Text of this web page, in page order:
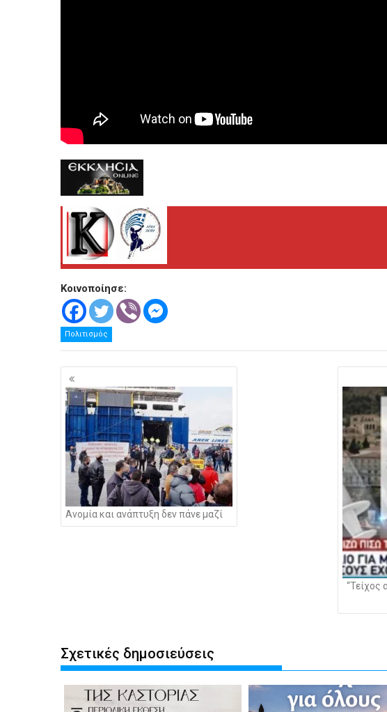
.
Κοινοποίησε:
Πολιτισμός
Πλοήγηση
άρθρων
Ανομία και ανάπτυξη δεν πάνε μαζί
“Τείχος
Σχετικές δημοσιεύσεις